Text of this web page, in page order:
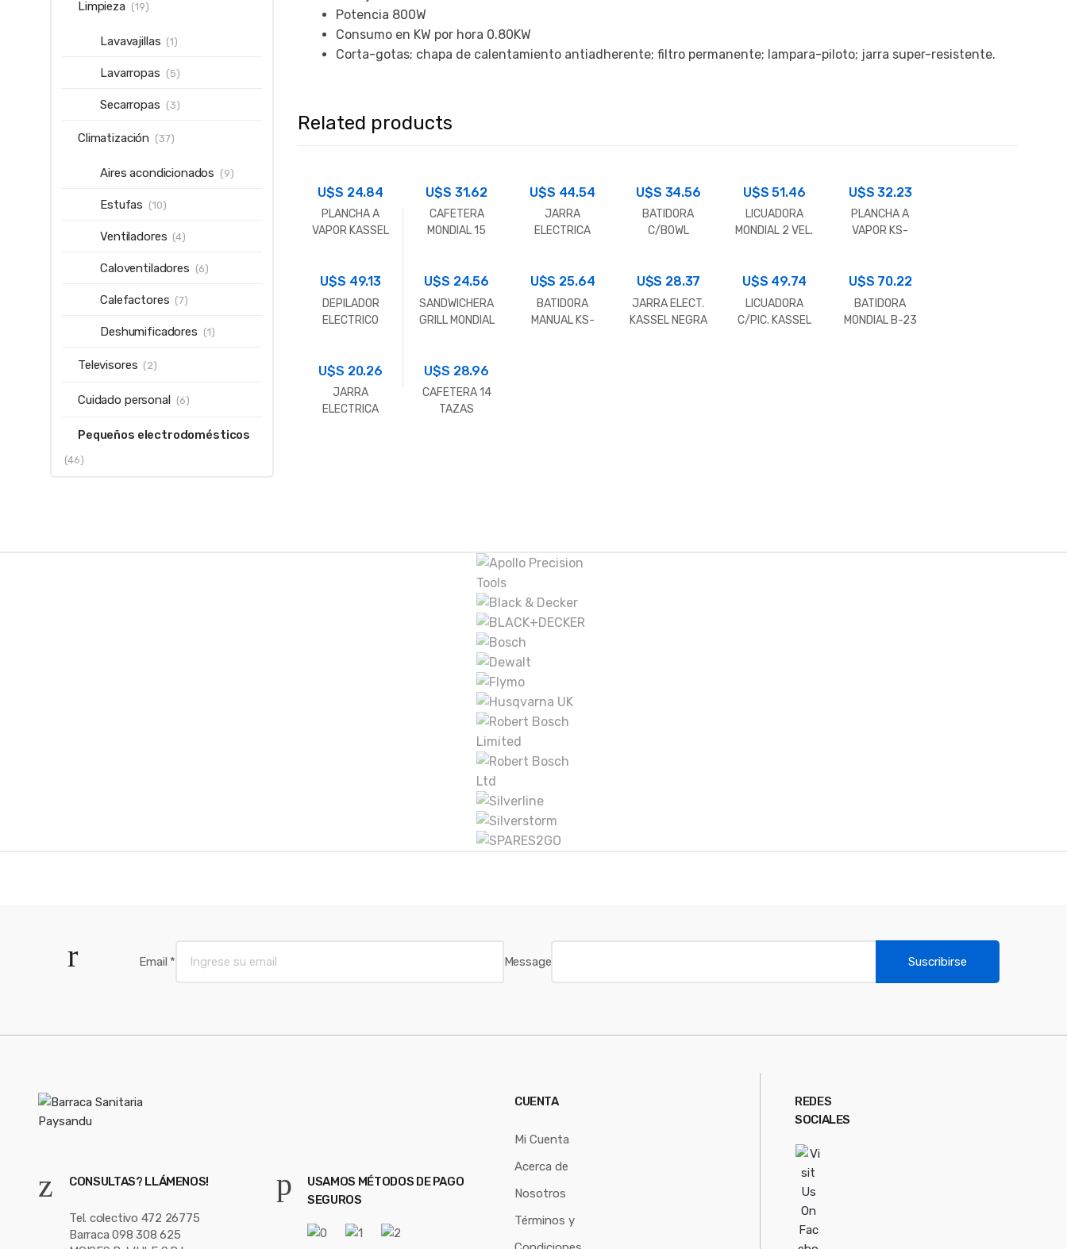
Potencia 800W
Consumo en KW por hora 0.80KW
Corta-gotas; chapa de calentamiento antiadherente; filtro permanente; lampara-piloto; jarra super-resistente.
Related products
U$S 24.84
PLANCHA A
VAPOR KASSEL
U$S 31.62
CAFETERA
MONDIAL 15
U$S 44.54
JARRA
ELECTRICA
U$S 34.56
BATIDORA
C/BOWL
220V/50H
U$S51.46
LICUADORA
MONDIAL 2 VEL.
U$S32.23
PLANCHA A
VAPOR KS-
U$S 49.13
DEPILADOR
ELECTRICO
U$S 24.56
SANDWICHERA
GRILL MONDIAL
U$S 25.64
BATIDORA
MANUAL KS-
U$S 28.37
JARRA ELECT.
KASSEL NEGRA
U$S 49.74
LICUADORA
C/PIC. KASSEL
U$S 70.22
BATIDORA
MONDIAL B-23
U$S 20.26
JARRA
ELECTRICA
U$S 28.96
CAFETERA 14
TAZAS
Limpieza (19)
Lavavajillas (1)
Lavarropas (5)
Secarropas (3)
Climatización (37)
Aires acondicionados (9)
Estufas (10)
Ventiladores (4)
Caloventiladores (6)
Calefactores (7)
Deshumificadores (1)
Televisores (2)
Cuidado personal (6)
Pequeños electrodomésticos
(46)
Email * Message Suscribirse
CONSULTAS? LLÁMENOS!
Tel. colectivo 472 26775
Barraca 098 308 625
USAMOS MÉTODOS DE PAGO
SEGUROS
CUENTA
Mi Cuenta
Acerca de
Nosotros
Términos y
REDES
SOCIALES